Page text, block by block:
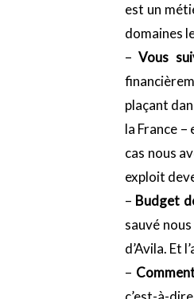
est un
domaines
–Vous
plaçant
la France
cas nous
exploit
– Budget
sauvé
d’Avila. Et
–